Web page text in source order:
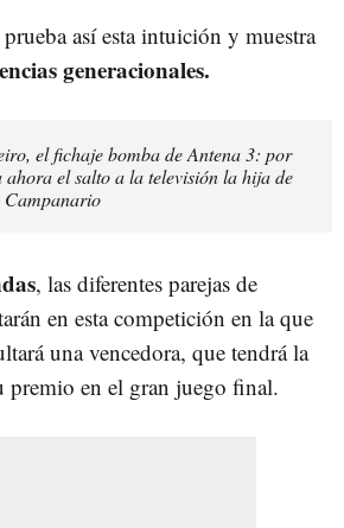
así esta intuición y muestra
generacionales.
el fichaje bomba de Antena 3: por
ahora el salto a la televisión la hija de
Campanario
, las diferentes parejas de
en esta competición en la que
una vencedora, que tendrá la
premio en el gran juego final.